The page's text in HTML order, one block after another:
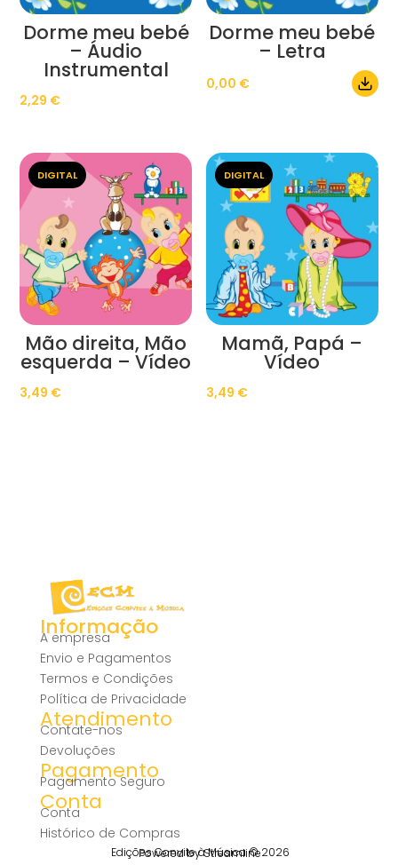
Dorme meu bebé
– Áudio
Instrumental
2,29 €
Dorme meu bebé
– Letra
0,00 €
DIGITAL
Mão direita, Mão
esquerda – Vídeo
3,49 €
DIGITAL
Mamã, Papá –
Vídeo
3,49 €
Informação
A empresa
Envio e Pagamentos
Termos e Condições
Política de Privacidade
Atendimento
Contate-nos
Devoluções
Pagamento
Pagamento Seguro
Conta
Conta
Histórico de Compras
Edições Convite à Música © 2026
Powered by Streamline